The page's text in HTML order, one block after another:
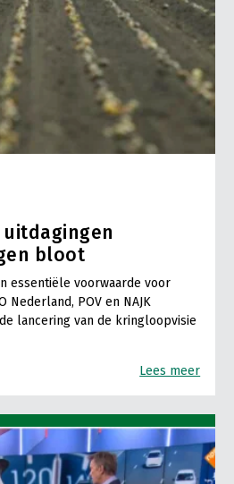
bloot
essentiële voorwaarde voor
Nederland, POV en NAJK
lancering van de kringloopvisie
Lees meer